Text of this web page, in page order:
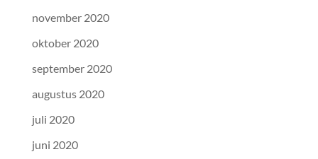
november 2020
oktober 2020
september 2020
augustus 2020
juli 2020
juni 2020